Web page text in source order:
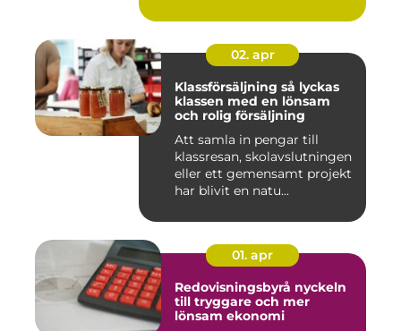
02. apr
Klassförsäljning så lyckas
klassen med en lönsam
och rolig försäljning
Att samla in pengar till
klassresan, skolavslutningen
eller ett gemensamt projekt
har blivit en natu...
01. apr
Redovisningsbyrå nyckeln
till tryggare och mer
lönsam ekonomi